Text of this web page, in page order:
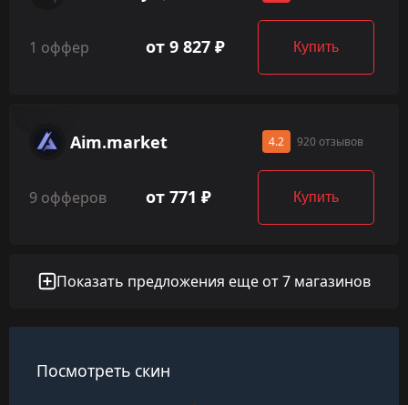
1 оффер от 9 827 ₽ Купить
Aim.market 4.2 920 отзывов
9 офферов от 771 ₽ Купить
Показать предложения еще от 7 магазинов
Посмотреть скин